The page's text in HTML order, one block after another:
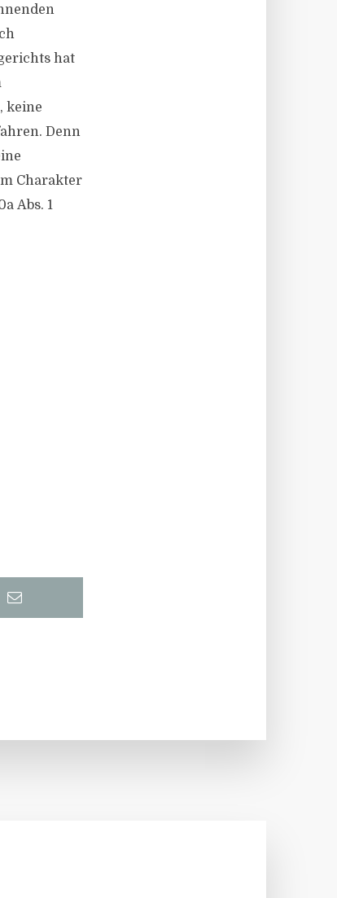
hat
keine
Denn
Charakter
Abs. 1